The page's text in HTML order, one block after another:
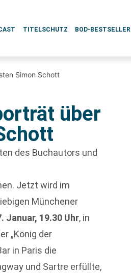
TITELSCHUTZ BOD-BESTSELLER
Simon Schott
über
des Buchautors und
Jetzt wird im
Münchener
Januar, 19.30 Uhr, in
„König der
in Paris die
und Sartre erfüllte,